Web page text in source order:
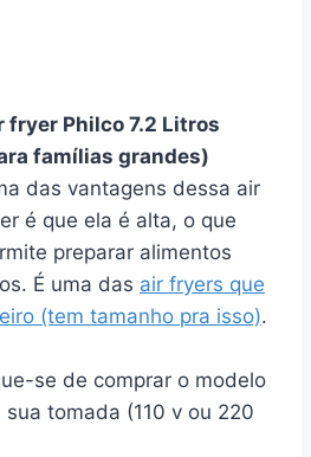
fryer Philco 7.2 Litros
famílias grandes)
das vantagens dessa air
é que ela é alta, o que
preparar alimentos
É uma das air fryers que
(tem tamanho pra isso).
se de comprar o modelo
tomada (110 v ou 220